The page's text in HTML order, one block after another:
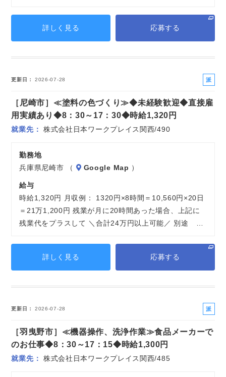
詳しく見る 応募する
更新日 2026-07-28
派
社
［尼崎市］≪塗料の色づくり≫◆未経験歓迎◆直接雇
用実績あり◆8：30～17：30◆時給1,320円
就業先 株式会社日本ワークプレイス関西/490
勤務地
兵庫県尼崎市 （
Google Map ）
給与
時給1,320円 月収例： 1320円×8時間＝10,560円×20日
＝21万1,200円 残業が月に20時間あった場合、上記に
残業代をプラスして ＼合計24万円以上可能／ 別途 …
詳しく見る 応募する
更新日 2026-07-28
派
社
［羽曳野市］≪機器操作、洗浄作業≫食品メーカーで
のお仕事◆8：30～17：15◆時給1,300円
就業先 株式会社日本ワークプレイス関西/485